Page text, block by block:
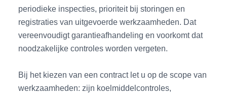
periodieke inspecties, prioriteit bij storingen en
registraties van uitgevoerde werkzaamheden. Dat
vereenvoudigt garantieafhandeling en voorkomt dat
noodzakelijke controles worden vergeten.
Bij het kiezen van een contract let u op de scope van
werkzaamheden: zijn koelmiddelcontroles,